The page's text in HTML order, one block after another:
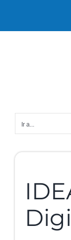
Ir a...